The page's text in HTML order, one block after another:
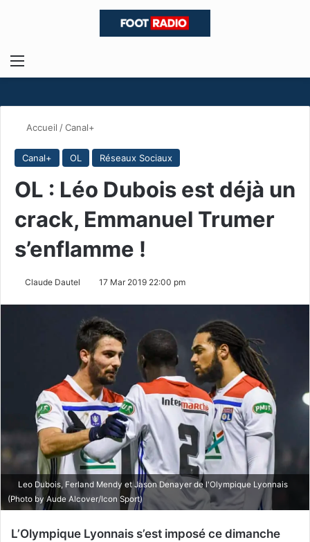
Menu
Accueil /Canal+
Canal+ OL Réseaux Sociaux
OL : Léo Dubois est déjà un
crack, Emmanuel Trumer
s’enflamme !
Claude Dautel 17 Mar 2019 22:00 pm
Leo Dubois, Ferland Mendy et Jason Denayer de l'Olympique Lyonnais
(Photo by Aude Alcover/Icon Sport)
L’Olympique Lyonnais s’est imposé ce dimanche